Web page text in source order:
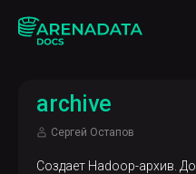
archive
Сергей Остапов
Создает Hadoop-архив.